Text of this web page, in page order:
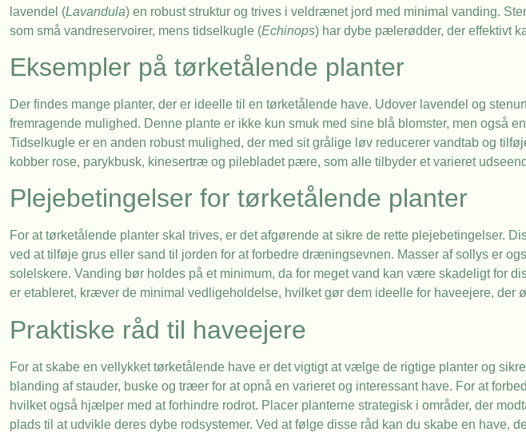
lavendel (Lavandula) en robust struktur og trives i veldrænet jord med minimal vanding.
som små vandreservoirer, mens tidselkugle (Echinops) har dybe pælerødder, der effektivt
Eksempler på tørketålende planter
Der findes mange planter, der er ideelle til en tørketålende have. Udover lavendel og
fremragende mulighed. Denne plante er ikke kun smuk med sine blå blomster, men også
Tidselkugle er en anden robust mulighed, der med sit grålige løv reducerer vandtab og
kobber rose, parykbusk, kinesertræ og pilebladet pære, som alle tilbyder et varieret
Plejebetingelser for tørketålende planter
For at tørketålende planter skal trives, er det afgørende at sikre de rette plejebetingelser.
ved at tilføje grus eller sand til jorden for at forbedre dræningsevnen. Masser af sollys er
solelskere. Vanding bør holdes på et minimum, da for meget vand kan være skadeligt for
er etableret, kræver de minimal vedligeholdelse, hvilket gør dem ideelle for haveejere, der
Praktiske råd til haveejere
For at skabe en vellykket tørketålende have er det vigtigt at vælge de rigtige planter og
blanding af stauder, buske og træer for at opnå en varieret og interessant have. For at
hvilket også hjælper med at forhindre rodrot. Placer planterne strategisk i områder, der
plads til at udvikle deres dybe rodsystemer. Ved at følge disse råd kan du skabe en have,